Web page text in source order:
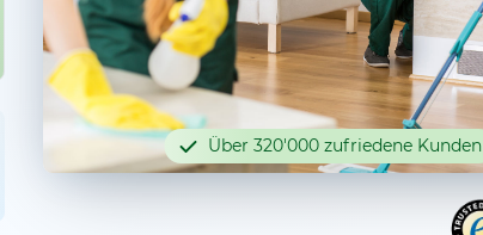
Über 320'000 zufriedene Kunden